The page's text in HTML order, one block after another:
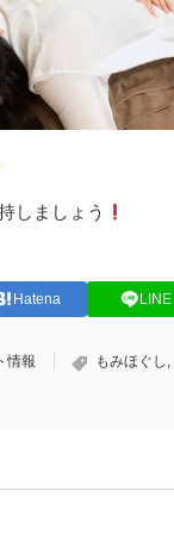
しましょう
Hatena LINE
情報 もみほぐし ,